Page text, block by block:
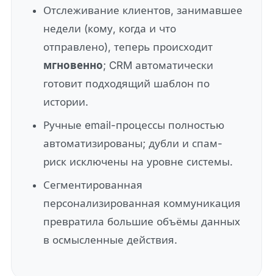
Отслеживание клиентов, занимавшее
недели (кому, когда и что
отправлено), теперь происходит
мгновенно; CRM автоматически
готовит подходящий шаблон по
истории.
Ручные email-процессы полностью
автоматизированы; дубли и спам-
риск исключены на уровне системы.
Сегментированная
персонализированная коммуникация
превратила большие объёмы данных
в осмысленные действия.